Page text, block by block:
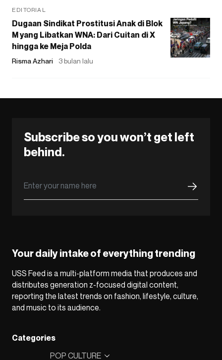
EDITORIAL
Dugaan Sindikat Prostitusi Anak di Blok
M yang Libatkan WNA: Dari Cuitan di X
hingga ke Meja Polda
Risma Azhari 3 bulan lalu
Subscribe so you won’t get left
behind.
Your daily intake of everything trending
USS Feed is a multi-platform media that produces and
distributes generation z-focused digital content,
reporting the latest trends on fashion, lifestyle, culture,
and music to its audience.
Categories
POP CULTURE